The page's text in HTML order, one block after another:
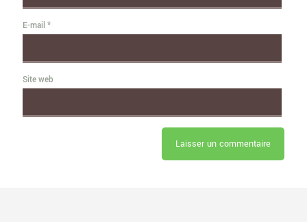
E-mail *
Site web